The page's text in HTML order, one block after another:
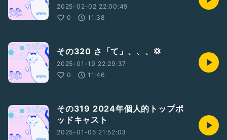
2025-02-02 22:00:49
0
11:38
その320 さ「て」、、、💢
2025-01-19 22:29:37
0
11:46
その319 2024年個人的トップポ
ッドキャスト
2025-01-05 21:52:03